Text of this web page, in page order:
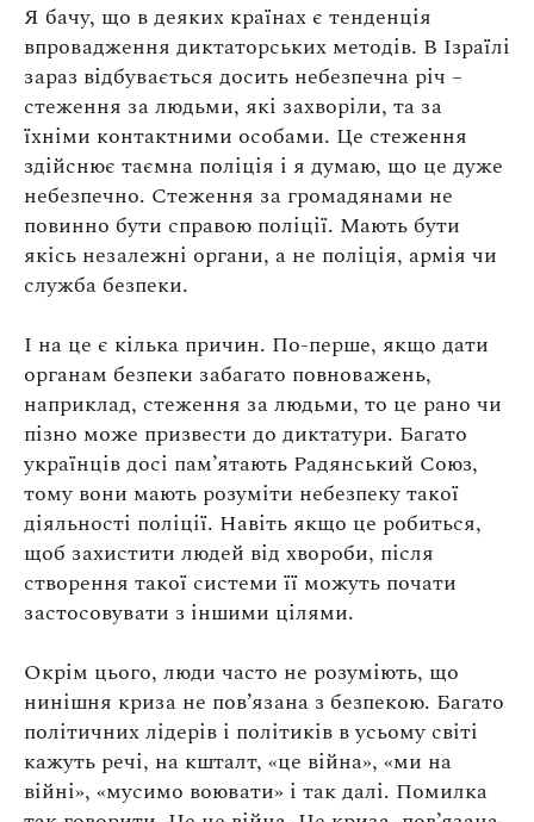
Я бачу, що в деяких країнах є тенденція
впровадження диктаторських методів. В Ізраїлі
зараз відбувається досить небезпечна річ –
стеження за людьми, які захворіли, та за
їхніми контактними особами. Це стеження
здійснює таємна поліція і я думаю, що це дуже
небезпечно. Стеження за громадянами не
повинно бути справою поліції. Мають бути
якісь незалежні органи, а не поліція, армія чи
служба безпеки.
І на це є кілька причин. По-перше, якщо дати
органам безпеки забагато повноважень,
наприклад, стеження за людьми, то це рано чи
пізно може призвести до диктатури. Багато
українців досі пам’ятають Радянський Союз,
тому вони мають розуміти небезпеку такої
діяльності поліції. Навіть якщо це робиться,
щоб захистити людей від хвороби, після
створення такої системи її можуть почати
застосовувати з іншими цілями.
Окрім цього, люди часто не розуміють, що
нинішня криза не пов’язана з безпекою. Багато
політичних лідерів і політиків в усьому світі
кажуть речі, на кшталт, «це війна», «ми на
війні», «мусимо воювати» і так далі. Помилка